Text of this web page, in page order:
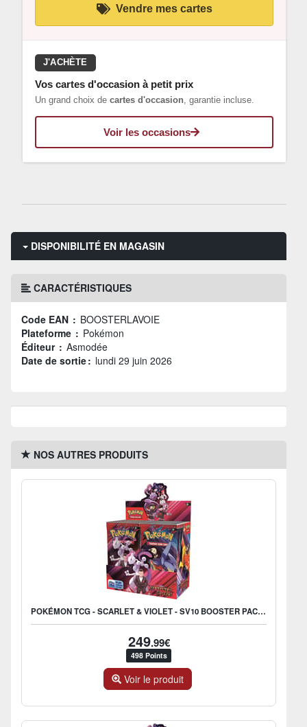
Vendre mes cartes
J'ACHÈTE
Vos cartes d'occasion à petit prix
Un grand choix de cartes d'occasion, garantie incluse.
Voir les occasions
DISPONIBILITÉ EN MAGASIN
CARACTÉRISTIQUES
Code EAN : BOOSTERLAVOIE
Plateforme : Pokémon
Éditeur : Asmodée
Date de sortie : lundi 29 juin 2026
NOS AUTRES PRODUITS
POKÉMON TCG - SCARLET & VIOLET - SV10 BOOSTER PACK (DISPLAY X36) - UK
249.99€
498 Points
Voir le produit